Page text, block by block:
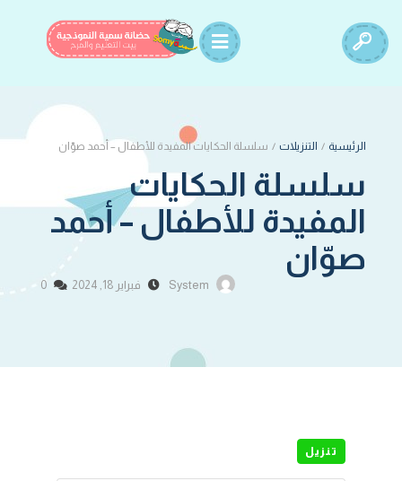
الرئيسية / التنزيلات / سلسلة الحكايات المفيدة للأطفال – أحمد صوّان
سلسلة الحكايات
المفيدة للأطفال – أحمد
صوّان
System فبراير 18, 2024 0
تنزيل